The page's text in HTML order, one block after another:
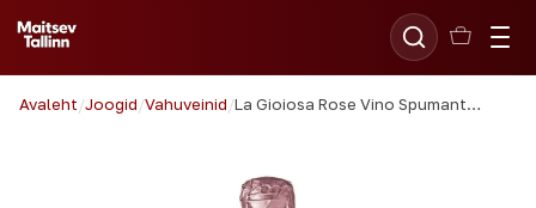
Avaleht/Joogid/Vahuveinid/ La Gioiosa Rose Vino Spumante Brut 75cl